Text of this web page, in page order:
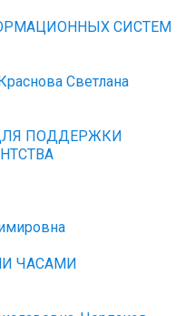
СИСТЕМ
Светлана
ПОДДЕРЖКИ
ЧАСАМИ